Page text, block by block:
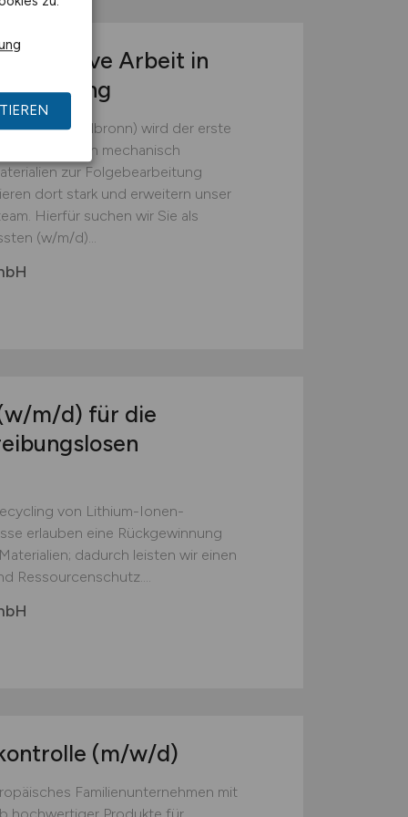
operative Arbeit in
Heilbronn) wird der erste
die Batterien mechanisch
zur Folgebearbeitung
dort stark und erweitern unser
Hierfür suchen wir Sie als
(w/m/d)...
m/d) für die
von Lithium-Ionen-
erlauben eine Rückgewinnung
dadurch leisten wir einen
Ressourcenschutz....
(m/w/d)
Familienunternehmen mit